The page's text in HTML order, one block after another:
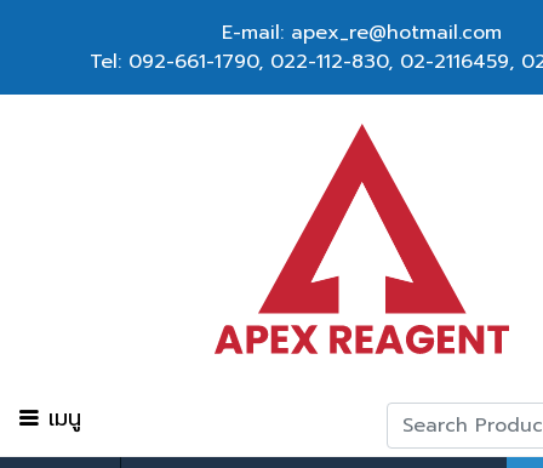
E-mail: apex_re@hotmail.com
Tel: 092-661-1790, 022-112-830, 02-2116459,
เมนู